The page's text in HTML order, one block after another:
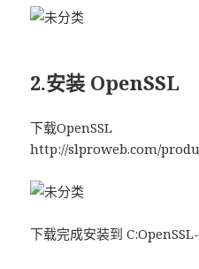
2.安装 OpenSSL
下载OpenSSL
http://slproweb.com/
下载完成安装到